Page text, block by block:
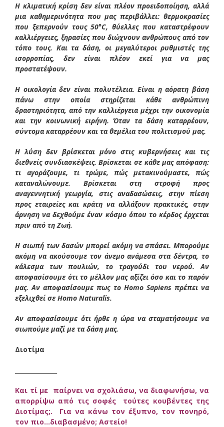
Η κλιματική κρίση δεν είναι πλέον προειδοποίηση, αλλά
μια καθημερινότητα που μας περιβάλλει: θερμοκρασίες
που ξεπερνούν τους 50°C, θύελλες που καταστρέφουν
καλλιέργειες, ξηρασίες που διώχνουν ανθρώπους από τον
τόπο τους. Και τα δάση, οι μεγαλύτεροι ρυθμιστές της
ισορροπίας, δεν είναι πλέον εκεί για να μας
προστατέψουν.
Η οικολογία δεν είναι πολυτέλεια. Είναι η αόρατη βάση
πάνω στην οποία στηρίζεται κάθε ανθρώπινη
δραστηριότητα, από την καλλιέργεια μέχρι την οικονομία
και την κοινωνική ειρήνη. Όταν τα δάση καταρρέουν,
σύντομα καταρρέουν και τα θεμέλια του πολιτισμού μας.
Η λύση δεν βρίσκεται μόνο στις κυβερνήσεις και τις
διεθνείς συνδιασκέψεις. Βρίσκεται σε κάθε μας απόφαση:
τι αγοράζουμε, τι τρώμε, πώς μετακινούμαστε, πώς
καταναλώνουμε. Βρίσκεται στη στροφή προς
αναγεννητική γεωργία, στις αναδασώσεις, στην πίεση
προς εταιρείες και κράτη να αλλάξουν πρακτικές, στην
άρνηση να δεχθούμε έναν κόσμο όπου το κέρδος έρχεται
πριν από τη Ζωή.
Η σιωπή των δασών μπορεί ακόμη να σπάσει. Μπορούμε
ακόμη να ακούσουμε τον άνεμο ανάμεσα στα δέντρα, το
κάλεσμα των πουλιών, το τραγούδι του νερού. Αν
αποφασίσουμε ότι το μέλλον μας αξίζει όσο και το παρόν
μας. Αν αποφασίσουμε πως το Homo Sapiens πρέπει να
εξελιχθεί σε Homo Naturalis.
Αν αποφασίσουμε ότι ήρθε η ώρα να σταματήσουμε να
σιωπούμε μαζί με τα δάση μας.
Διοτίμα
Και τί με παίρνει να σχολιάσω, να διαφωνήσω, να
απορρίψω από τις σοφές τούτες κουβέντες της
Διοτίμας;. Για να κάνω τον έξυπνο, τον πονηρό,
τον πιο…διαβασμένο; Αστείο!